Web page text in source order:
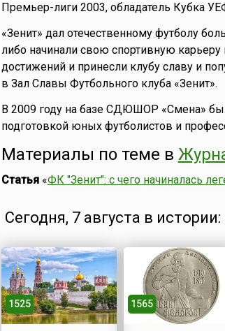
Премьер-лиги 2003, обладатель Кубка
«Зенит» дал отечественному футболу
либо начинали свою спортивную
достижений и принесли клубу славу и
в Зал Славы Футбольного клуба «Зенит».
В 2009 году на базе СДЮШОР «Смена»
подготовкой юных футболистов и
Материалы по теме в
Статья«ФК "Зенит": с чего начиналась
Сегодня, 7 августа в истории:
1525 1565